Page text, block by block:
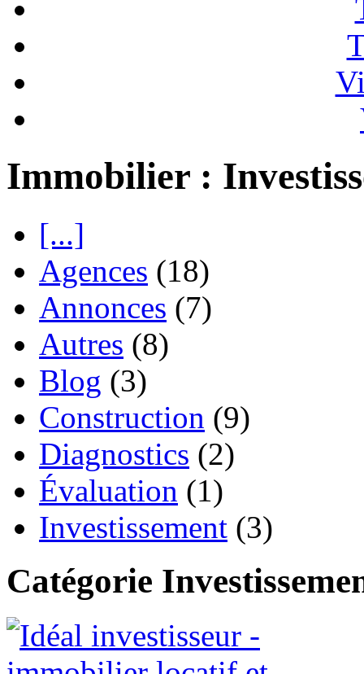
Immobilier :
[...]
Agences (18)
Annonces (7)
Autres (8)
Blog (3)
Construction (9)
Diagnostics (2)
Évaluation (1)
Investissement (3)
Catégorie